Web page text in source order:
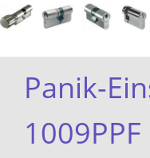
Panik-
1009PPF